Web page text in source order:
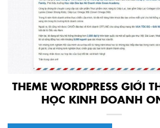
THEME WORDPRESS GIỚI
HỌC KINH DOANH